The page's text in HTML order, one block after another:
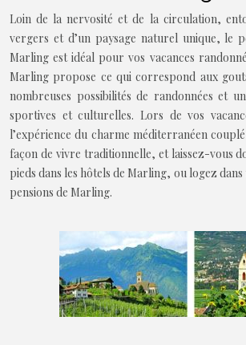
Loin de la nervosité et de la circulation,
vergers et d’un paysage naturel unique, le
Marling est idéal pour vos vacances
Marling propose ce qui correspond aux
nombreuses possibilités de randonnées et
sportives et culturelles. Lors de vos
l’expérience du charme méditerranéen
façon de vivre traditionnelle, et laissez-vous
pieds dans les hôtels de Marling, ou logez
pensions de Marling.